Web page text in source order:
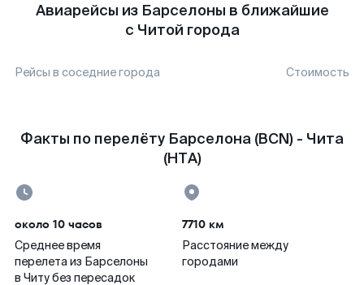
Авиарейсы из Барселоны в ближайшие
с Читой города
Рейсы в соседние города Стоимость
Факты по перелёту Барселона (BCN) - Чита
(HTA)
около 10 часов
Среднее время
перелета из Барселоны
в Читу без пересадок
7710 км
Расстояние между
городами